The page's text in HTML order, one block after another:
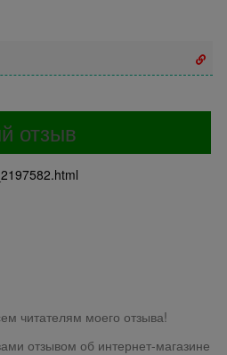
отзыв
читателям моего отзыва!
отзывом об интернет-магазине